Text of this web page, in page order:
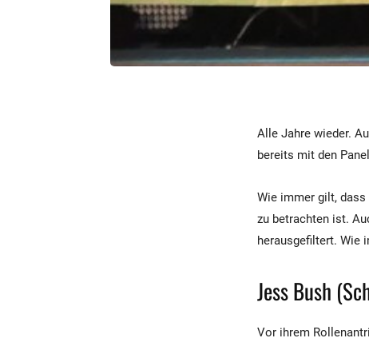
Alle Jahre wieder.
bereits mit den
Wie immer gilt,
zu betrachten ist.
herausgefiltert. Wie
Jess Bush
Vor ihrem